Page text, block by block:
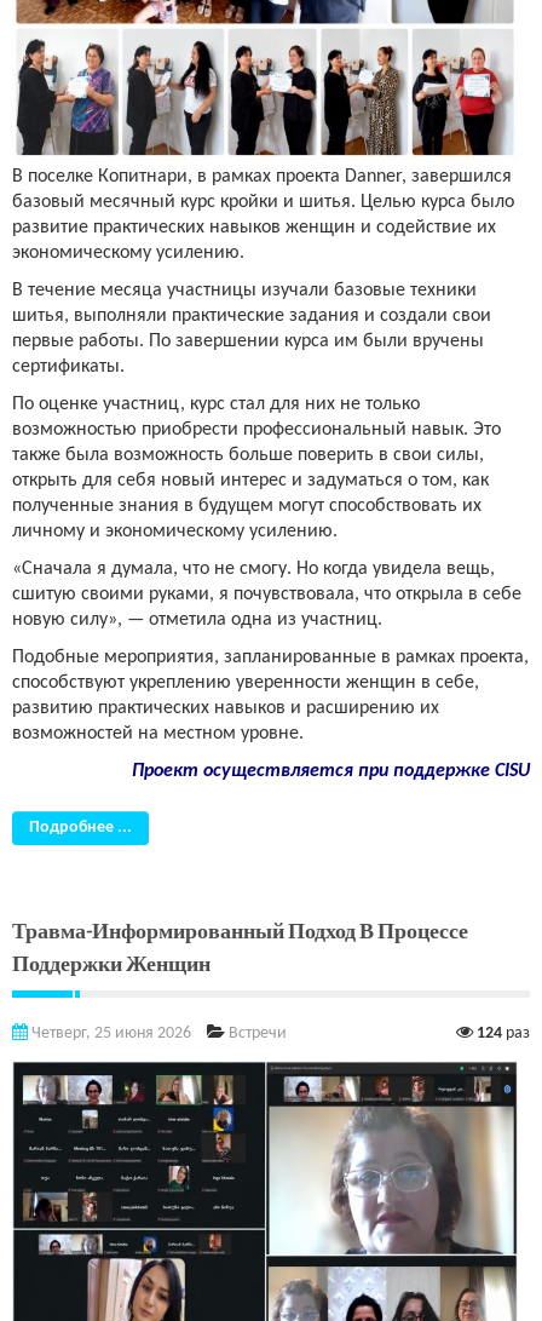
В поселке Копитнари, в рамках проекта Danner, завершился
базовый месячный курс кройки и шитья. Целью курса было
развитие практических навыков женщин и содействие их
экономическому усилению.
В течение месяца участницы изучали базовые техники
шитья, выполняли практические задания и создали свои
первые работы. По завершении курса им были вручены
сертификаты.
По оценке участниц, курс стал для них не только
возможностью приобрести профессиональный навык. Это
также была возможность больше поверить в свои силы,
открыть для себя новый интерес и задуматься о том, как
полученные знания в будущем могут способствовать их
личному и экономическому усилению.
«Сначала я думала, что не смогу. Но когда увидела вещь,
сшитую своими руками, я почувствовала, что открыла в себе
новую силу», — отметила одна из участниц.
Подобные мероприятия, запланированные в рамках проекта,
способствуют укреплению уверенности женщин в себе,
развитию практических навыков и расширению их
возможностей на местном уровне.
Проект осуществляется при поддержке CISU
Подробнее ...
Травма-Информированный Подход В Процессе
Поддержки Женщин
Четверг, 25 июня 2026 Встречи 124 раз